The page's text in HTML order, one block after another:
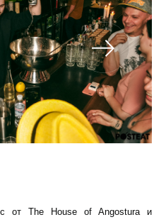
от The House of Angostura и